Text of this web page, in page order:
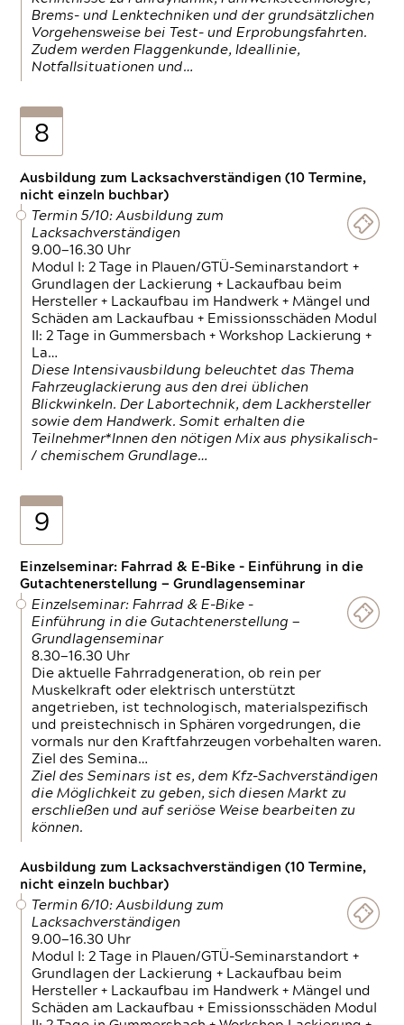
Brems- und Lenktechniken und der grundsätzlichen
Vorgehensweise bei Test- und Erprobungsfahrten.
Zudem werden Flaggenkunde, Ideallinie,
Notfallsituationen und…
8
Ausbildung zum Lacksachverständigen (10 Termine,
nicht einzeln buchbar)
Termin 5/10: Ausbildung zum
Lacksachverständigen
9.00—16.30 Uhr
Modul I: 2 Tage in Plauen/GTÜ-Seminarstandort +
Grundlagen der Lackierung + Lackaufbau beim
Hersteller + Lackaufbau im Handwerk + Mängel und
Schäden am Lackaufbau + Emissionsschäden Modul
II: 2 Tage in Gummersbach + Workshop Lackierung +
La…
Diese Intensivausbildung beleuchtet das Thema
Fahrzeuglackierung aus den drei üblichen
Blickwinkeln. Der Labortechnik, dem Lackhersteller
sowie dem Handwerk. Somit erhalten die
Teilnehmer*Innen den nötigen Mix aus physikalisch-
/ chemischem Grundlage…
9
Einzelseminar: Fahrrad & E-Bike - Einführung in die
Gutachtenerstellung — Grundlagenseminar
Einzelseminar: Fahrrad & E-Bike -
Einführung in die Gutachtenerstellung —
Grundlagenseminar
8.30—16.30 Uhr
Die aktuelle Fahrradgeneration, ob rein per
Muskelkraft oder elektrisch unterstützt
angetrieben, ist technologisch, materialspezifisch
und preistechnisch in Sphären vorgedrungen, die
vormals nur den Kraftfahrzeugen vorbehalten waren.
Ziel des Semina…
Ziel des Seminars ist es, dem Kfz-Sachverständigen
die Möglichkeit zu geben, sich diesen Markt zu
erschließen und auf seriöse Weise bearbeiten zu
können.
Ausbildung zum Lacksachverständigen (10 Termine,
nicht einzeln buchbar)
Termin 6/10: Ausbildung zum
Lacksachverständigen
9.00—16.30 Uhr
Modul I: 2 Tage in Plauen/GTÜ-Seminarstandort +
Grundlagen der Lackierung + Lackaufbau beim
Hersteller + Lackaufbau im Handwerk + Mängel und
Schäden am Lackaufbau + Emissionsschäden Modul